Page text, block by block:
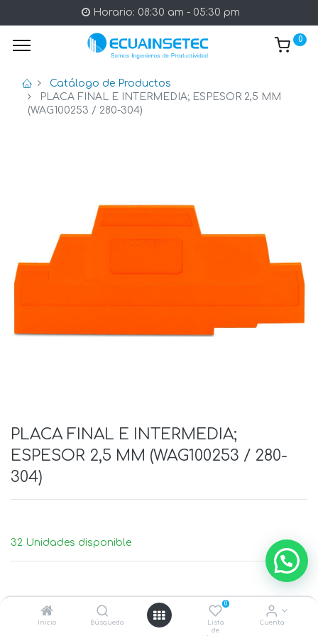
Inicio Búsqueda
0
Lista
de
Cuenta
Horario: 08:30 am - 05:30 pm
0
Catálogo de Productos
PLACA FINAL E INTERMEDIA; ESPESOR 2,5 MM
(WAG100253 / 280-304)
PLACA FINAL E INTERMEDIA;
ESPESOR 2,5 MM (WAG100253 / 280-
304)
32 Unidades disponible